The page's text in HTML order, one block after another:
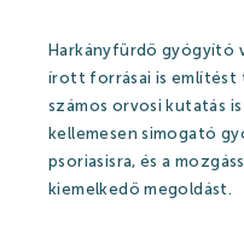
News
Events
Gallery
Harkányfürdő gyógyító
írott forrásai is említést
számos orvosi kutatás
kellemesen simogató
psoriasisra, és a
kiemelkedő megoldást.